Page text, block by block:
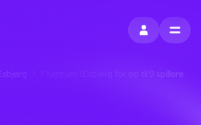
LOG INDMENU
Flugtrum i Esbjerg for op til 9 spillere